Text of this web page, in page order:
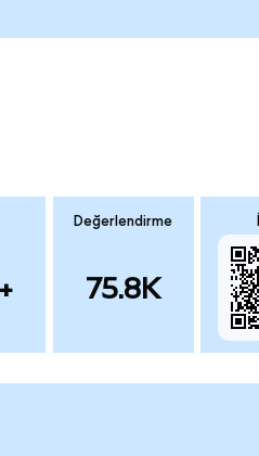
Değerlendirme
75.8K